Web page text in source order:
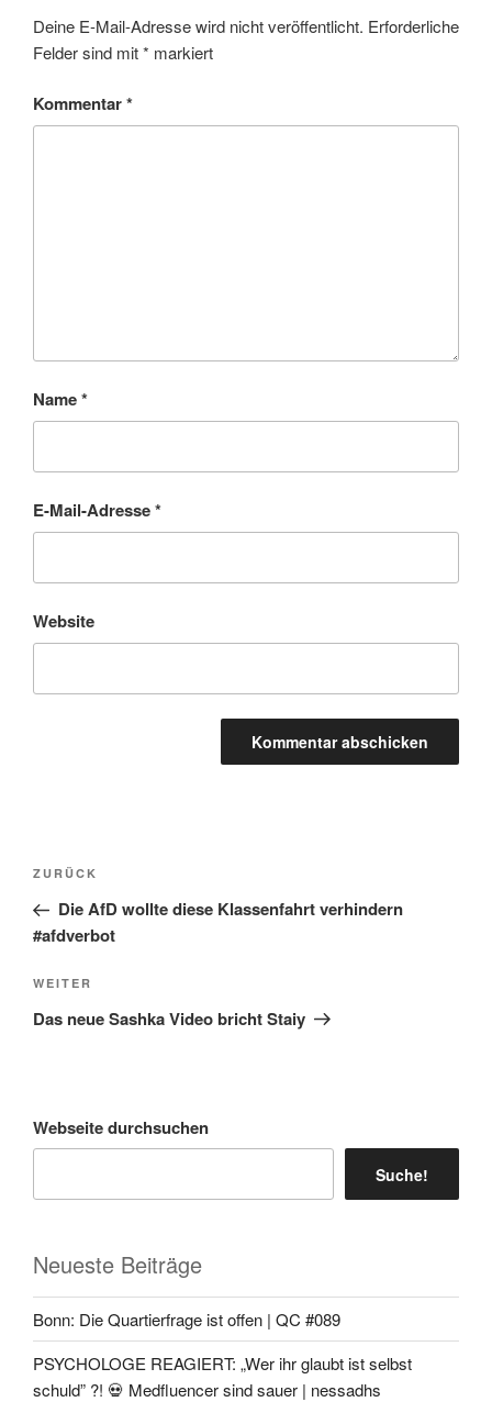
Deine E-Mail-Adresse wird nicht veröffentlicht. Erforderliche
Felder sind mit* markiert
Kommentar*
Name*
E-Mail-Adresse*
Website
Beitragsnavigation
Vorheriger
Beitrag
ZURÜCK
Die AfD wollte diese Klassenfahrt verhindern
#afdverbot
Nächster
Beitrag
WEITER
Das neue Sashka Video bricht Staiy
Webseite durchsuchen
Suche!
Neueste Beiträge
Bonn: Die Quartierfrage ist offen | QC #089
PSYCHOLOGE REAGIERT: „Wer ihr glaubt ist selbst
schuld” ?! 💀 Medfluencer sind sauer | nessadhs